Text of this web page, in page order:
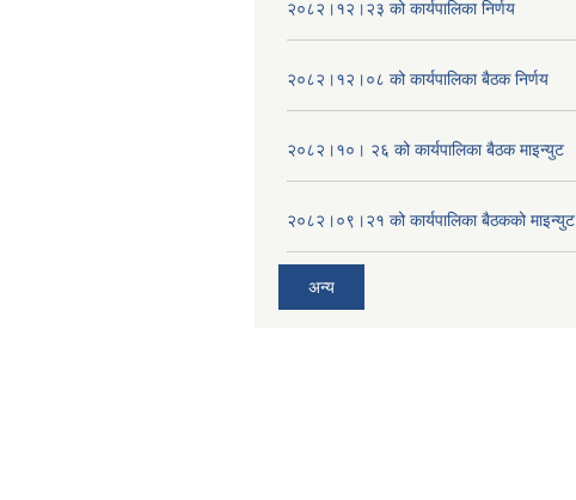
२०८२।१२।२३ को कार्यपालिका निर्णय
२०८२।१२।०८ को कार्यपालिका बैठक निर्णय
२०८२।१०। २६ को कार्यपालिका बैठक माइन्युट
२०८२।०९।२१ को कार्यपालिका बैठकको माइन्युट
अन्य